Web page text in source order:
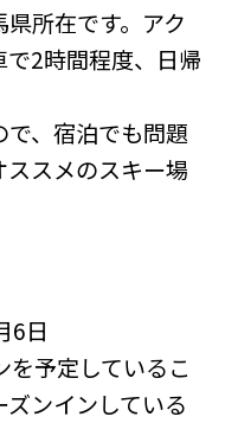
所在です。アク
2時間程度、日帰
、宿泊でも問題
スメのスキー場
6日
予定しているこ
ンインしている